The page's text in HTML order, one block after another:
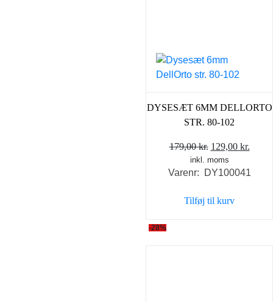
DYSESÆT 6MM DELLORTO
STR. 80-102
179,00kr. Den
oprindelige
pris
179,00 kr..
129,00 kr.
pris
inkl. moms
Varenr: DY100041
Tilføj til kurv
-28%